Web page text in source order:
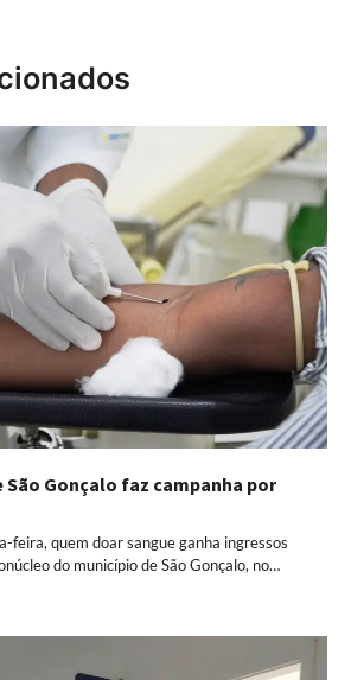
São Gonçalo faz campanha por
feira, quem doar sangue ganha ingressos
do município de São Gonçalo, no…